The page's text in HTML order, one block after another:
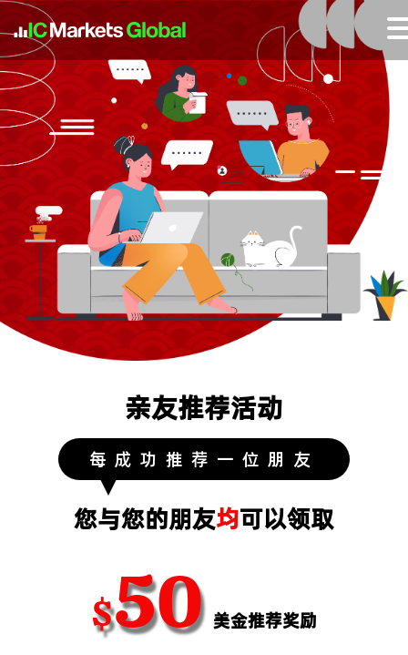
亲友推荐活动
每成功推荐一位朋友
您与您的朋友均可以领取
$50 美金推荐奖励